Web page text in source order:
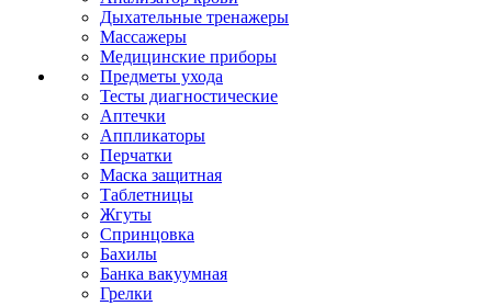
Дыхательные тренажеры
Массажеры
Медицинские приборы
Предметы ухода
Тесты диагностические
Аптечки
Аппликаторы
Перчатки
Маска защитная
Таблетницы
Жгуты
Спринцовка
Бахилы
Банка вакуумная
Грелки